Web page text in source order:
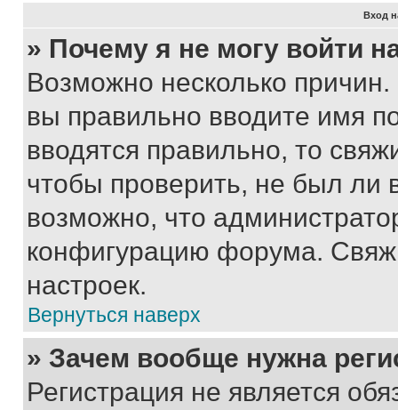
Вход
» Почему я не могу войти
Возможно несколько
вы правильно вводите имя
вводятся правильно, то
чтобы проверить, не был ли
возможно, что
конфигурацию форума.
настроек.
Вернуться наверх
» Зачем вообще нужна
Регистрация не является